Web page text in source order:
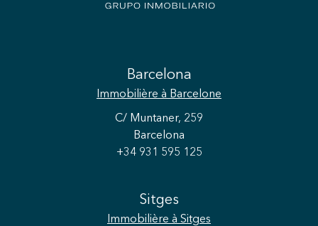
Barcelona
Immobilière à Barcelone
C/ Muntaner, 259
Barcelona
+34 931 595 125
Sitges
Immobilière à Sitges